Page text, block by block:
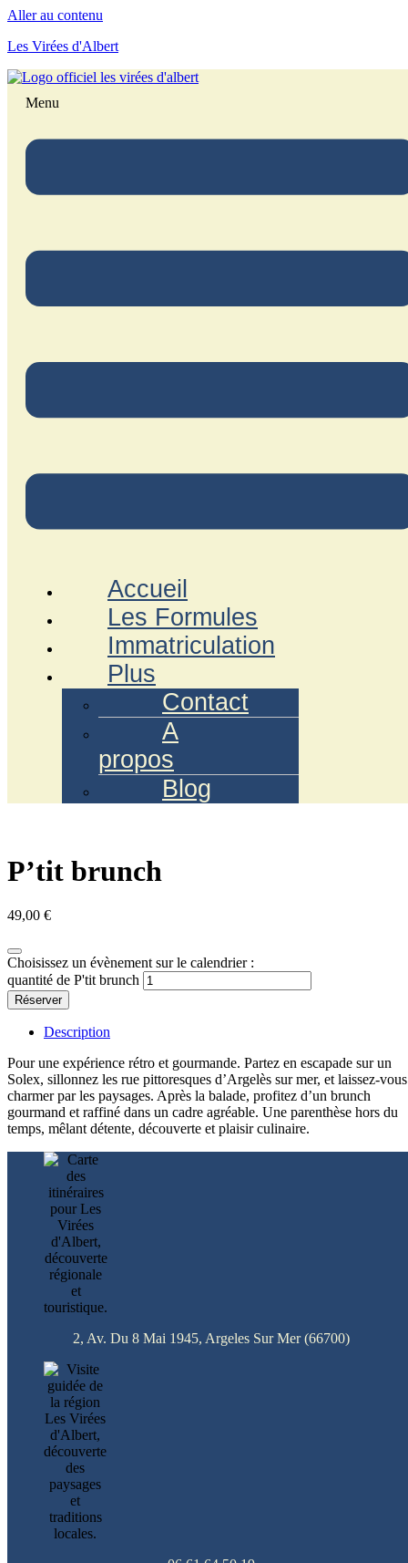
Aller au contenu
Les Virées d'Albert
Menu
Accueil
Les Formules
Immatriculation
Plus
Contact
A
propos
Blog
P’tit brunch
49,00 €
Choisissez un évènement sur le calendrier :
quantité de P'tit brunch
Réserver
Description
Pour une expérience rétro et gourmande. Partez en escapade sur un
Solex, sillonnez les rue pittoresques d’Argelès sur mer, et laissez-vous
charmer par les paysages. Après la balade, profitez d’un brunch
gourmand et raffiné dans un cadre agréable. Une parenthèse hors du
temps, mêlant détente, découverte et plaisir culinaire.
2, Av. Du 8 Mai 1945, Argeles Sur Mer (66700)